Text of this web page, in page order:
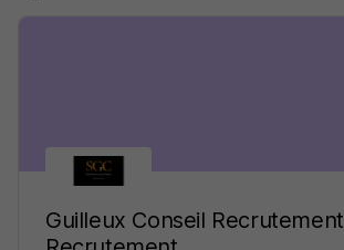
Guilleux Conseil Recrutement